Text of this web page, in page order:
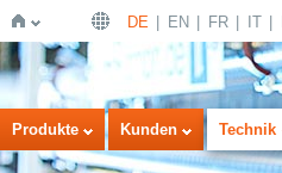
Startseite
DE EN FR IT
Produkte Kunden Technik